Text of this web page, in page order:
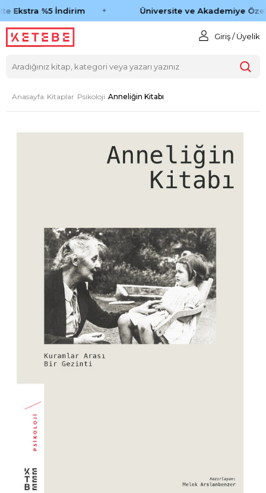
Ekstra %5 İndirim Üniversite ve Akademiye Özel
Giriş / Üyelik
Anasayfa Kitaplar Psikoloji Anneliğin Kitabı